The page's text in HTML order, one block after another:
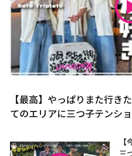
【最高】やっぱりまた行き
てのエリアに三つ子テンシ
三